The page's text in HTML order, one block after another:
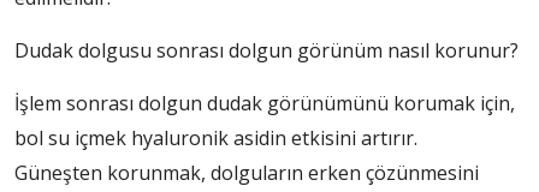
Dudak dolgusu sonrası dolgun görünüm nasıl korunur?
İşlem sonrası dolgun dudak görünümünü korumak için,
bol su içmek hyaluronik asidin etkisini artırır.
Güneşten korunmak, dolguların erken çözünmesini